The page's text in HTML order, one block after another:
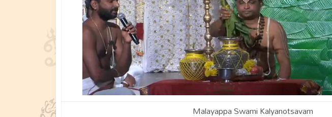
Malayappa Swami Kalyanotsavam